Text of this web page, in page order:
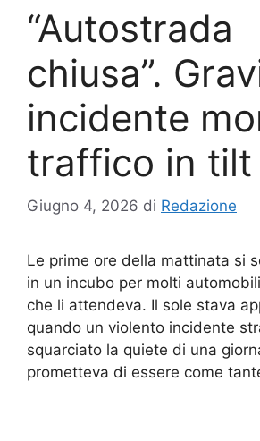
“Autostrada
chiusa”.
incidente
traffico in tilt
Giugno 4, 2026 di Redazione
Le prime ore della mattinata si
in un incubo per molti
che li attendeva. Il sole stava
quando un violento incidente
squarciato la quiete di una
prometteva di essere come